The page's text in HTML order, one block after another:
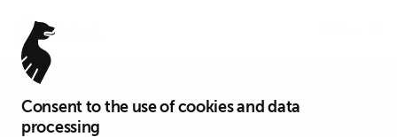
Consent to the use of cookies and data
processing
Senior Associate